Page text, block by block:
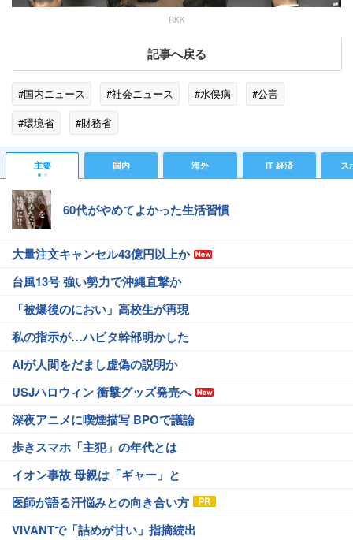
RKK
記事へ戻る
#国内ニュース #社会ニュース #水俣病
#公害
#環境省
#財務省
主要 国内 海外 IT 経済 ス
60代がやめてよかった生活習慣
大量注文キャンセル43億円以上か
台風13号 強い勢力で沖縄直撃か
「被爆後のにおい」高校生が再現
私の指示が…ハビタ幹部明かした
AIが人間をだまし虚偽の説明か
USJハロウィン 衝撃グッズ発売へ
深夜アニメに喫煙描写 BPOで議論
歩きスマホ「主犯」の年代とは
イオン事故 母親は「ギャー」と
医師が語る汗悩みとの向き合い方
VIVANTで「詰めが甘い」指摘続出